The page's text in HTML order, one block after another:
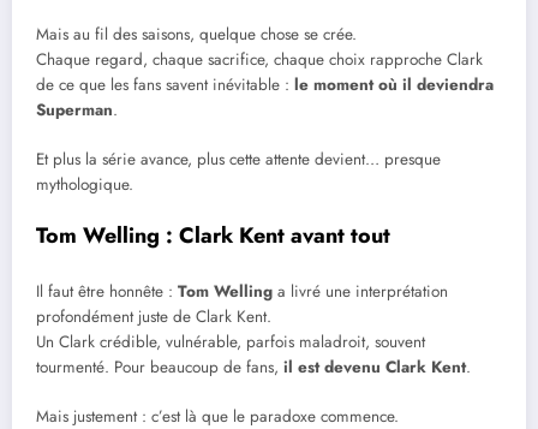
Mais au fil des saisons, quelque chose se crée.
Chaque regard, chaque sacrifice, chaque choix rapproche Clark
de ce que les fans savent inévitable : le moment où il deviendra
Superman.
Et plus la série avance, plus cette attente devient… presque
mythologique.
Tom Welling : Clark Kent avant tout
Il faut être honnête : Tom Welling a livré une interprétation
profondément juste de Clark Kent.
Un Clark crédible, vulnérable, parfois maladroit, souvent
tourmenté. Pour beaucoup de fans, il est devenu Clark Kent.
Mais justement : c’est là que le paradoxe commence.